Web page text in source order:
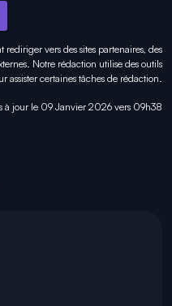
rediriger vers des sites partenaires, des
Notre rédaction utilise des outils
assister certaines tâches de rédaction.
à jour le 09 Janvier 2026 vers 09h38